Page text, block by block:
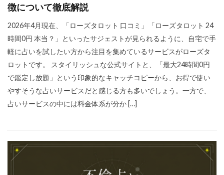
徴について徹底解説
2026年4月現在、「ローズタロット 口コミ」「ローズタロット 24
時間0円 本当？」といったサジェストが見られるように、自宅で手
軽に占いを試したい方から注目を集めているサービスがローズタ
ロットです。 スタイリッシュな公式サイトと、「最大24時間0円
で鑑定し放題」という印象的なキャッチコピーから、お得で使い
やすそうな占いサービスだと感じる方も多いでしょう。一方で、
占いサービスの中には料金体系が分か […]